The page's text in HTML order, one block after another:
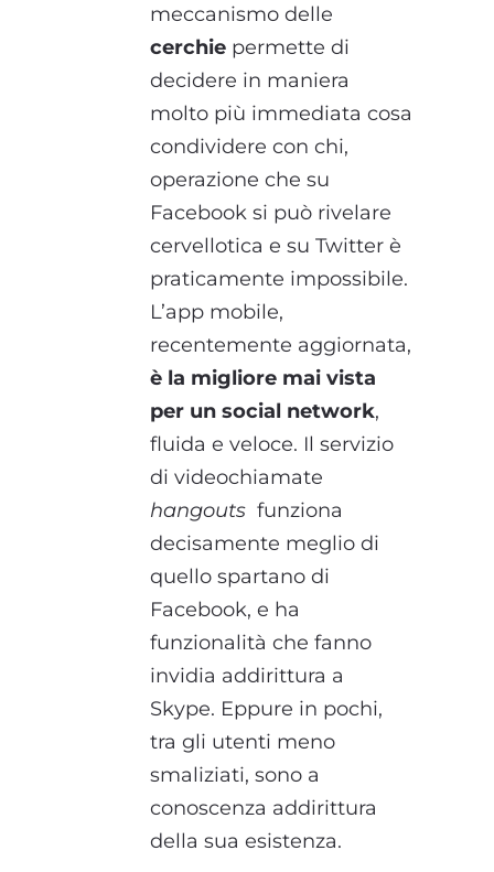
meccanismo delle
cerchie permette di
decidere in maniera
molto più immediata cosa
condividere con chi,
operazione che su
Facebook si può rivelare
cervellotica e su Twitter è
praticamente impossibile.
L’app mobile,
recentemente aggiornata,
è la migliore mai vista
per un social network,
fluida e veloce. Il servizio
di videochiamate
hangouts funziona
decisamente meglio di
quello spartano di
Facebook, e ha
funzionalità che fanno
invidia addirittura a
Skype. Eppure in pochi,
tra gli utenti meno
smaliziati, sono a
conoscenza addirittura
della sua esistenza.